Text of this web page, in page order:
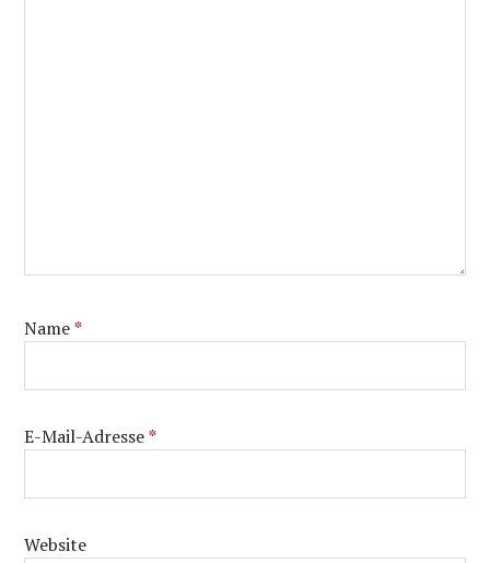
Name*
E-Mail-Adresse*
Website